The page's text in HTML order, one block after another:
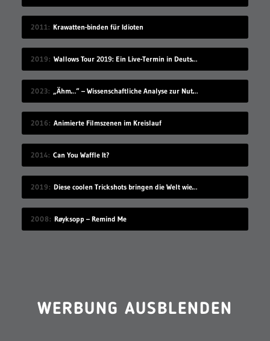
2011 Krawatten-binden für Idioten
2019 Wallows Tour 2019: Ein Live-Termin in Deutschland
2023 „Ähm…“ – Wissenschaftliche Analyse zur Nutzung von Füllwörtern bei Vorträgen
2016 Animierte Filmszenen im Kreislauf
2014 Can You Waffle It?
2019 Diese coolen Trickshots bringen die Welt wieder in Ordnung
2008 Røyksopp – Remind Me
WERBUNG AUSBLENDEN